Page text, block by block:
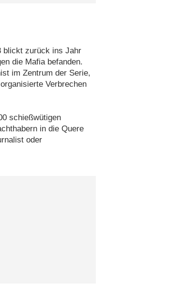
blickt zurück ins Jahr
die Mafia befanden.
im Zentrum der Serie,
Verbrechen
schießwütigen
in die Quere
oder